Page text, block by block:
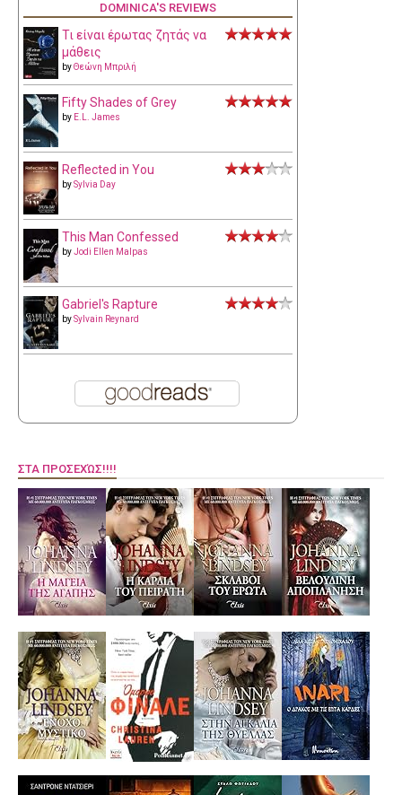
DOMINICA'S REVIEWS
Τι είναι έρωτας ζητάς να
μάθεις
byΘεώνη Μπριλή
Fifty Shades of Grey
by E.L. James
Reflected in You
bySylvia Day
This Man Confessed
byJodi Ellen Malpas
Gabriel's Rapture
bySylvain Reynard
ΣΤΑ ΠΡΟΣΕΧΏΣ!!!!